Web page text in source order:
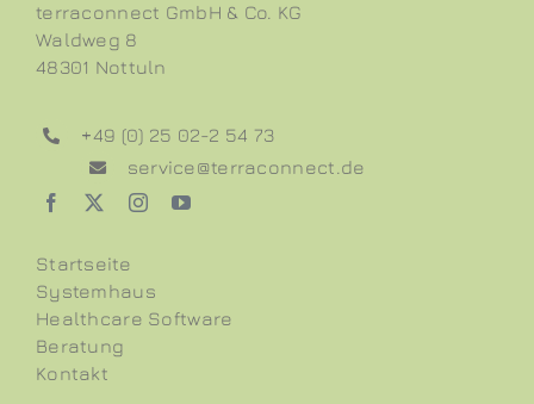
terraconnect GmbH & Co. KG
Waldweg 8
48301 Nottuln
+49 (0) 25 02-2 54 73
service@terraconnect.de
Startseite
Systemhaus
Healthcare Software
Beratung
Kontakt